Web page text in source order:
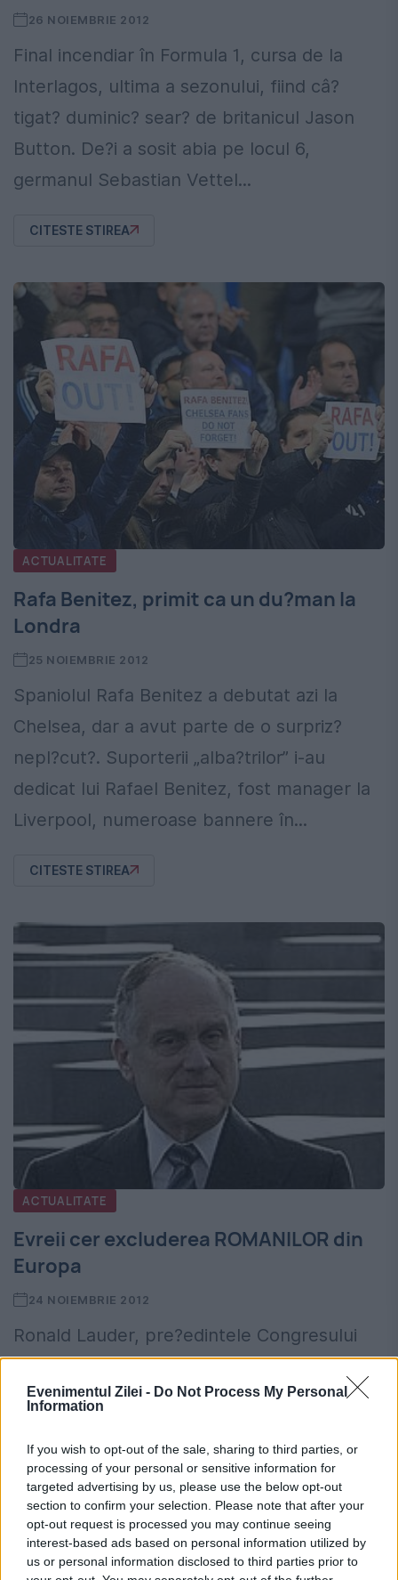
Evenimentul Zilei - Do Not Process My Personal
Information
If you wish to opt-out of the sale, sharing to third parties, or
processing of your personal or sensitive information for
targeted advertising by us, please use the below opt-out
section to confirm your selection. Please note that after your
opt-out request is processed you may continue seeing
interest-based ads based on personal information utilized by
us or personal information disclosed to third parties prior to
26 NOIEMBRIE 2012
Final incendiar în Formula 1, cursa de la
Interlagos, ultima a sezonului, fiind câ?
tigat? duminic? sear? de britanicul Jason
Button. De?i a sosit abia pe locul 6,
germanul Sebastian Vettel...
CITESTE STIREA
ACTUALITATE
Rafa Benitez, primit ca un du?man la
Londra
25 NOIEMBRIE 2012
Spaniolul Rafa Benitez a debutat azi la
Chelsea, dar a avut parte de o surpriz?
nepl?cut?. Suporterii „alba?trilor” i-au
dedicat lui Rafael Benitez, fost manager la
Liverpool, numeroase bannere în...
CITESTE STIREA
ACTUALITATE
Evreii cer excluderea ROMANILOR din
Europa
24 NOIEMBRIE 2012
Ronald Lauder, pre?edintele Congresului
Mondial Evreiesc, a cerut scoaterea echipei
de fotbal Lazio din cupele europene, dup?
fanii celor de la Tottenham. Agresiunile...
CITESTE STIREA